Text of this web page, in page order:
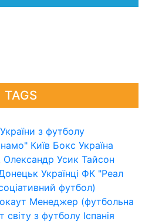
TAGS
з футболу
Київ Бокс Україна
Олександр Усик Тайсон
Українці ФК "Реал
футбол)
Менеджер (футбольна
світу з футболу Іспанія